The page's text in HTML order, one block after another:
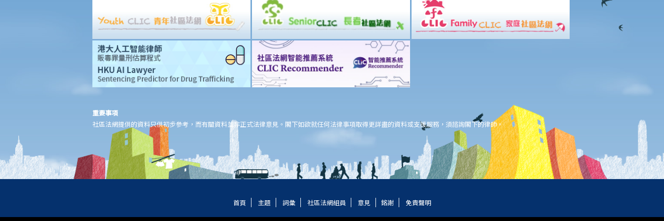
1. 我在工作期間受傷；若我向我的僱主提出訟訴，申索僱員補償，
有關程序是否有別於就同一傷害提出人身傷害索償？
2. 承上題，我可否同時向我的僱主及其他相關方面，就工傷和人身
3. 一名餐廳侍應不慎把熱湯倒在我身上，導致我受傷。我應否控告
4. 一名男子刻意傷害我，被裁定傷人罪罪名成立。我可否透過民事
途徑，就人身傷害向他申索？如被告無力支付賠償，那怎麼辦？
5. 我是一名乘客，因鐵路月台上發生的一宗意外而受傷。我是否有
任何理據向鐵路公司提出申索？
6. 若我受傷的原因，部分是由我個人疏忽引致，部分則由他人的錯
誤引致，我得到的賠償會否減少？減少的賠償額及百分比將如何決
控告犯錯的一方之前，我需要依循甚麼程序？
重要事項
社區法網提供的資料只供初步參考，而有關資料並非正式法律意見。閣下如欲就任何法律事項取得更詳盡的資料或支援服務，須諮詢閣下的律師。
首頁 主題 詞彙 社區法網組員 意見 銘謝 免責聲明